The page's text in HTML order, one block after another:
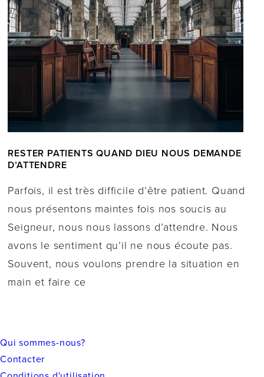
RESTER PATIENTS QUAND DIEU NOUS DEMANDE
D’ATTENDRE
Parfois, il est très difficile d’être patient. Quand
nous présentons maintes fois nos soucis au
Seigneur, nous nous lassons d’attendre. Nous
avons le sentiment qu’il ne nous écoute pas.
Souvent, nous voulons prendre la situation en
main et faire ce
Qui sommes-nous?
Contacter